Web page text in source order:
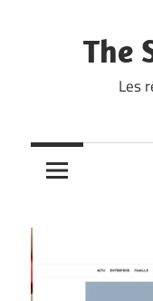
The
Les